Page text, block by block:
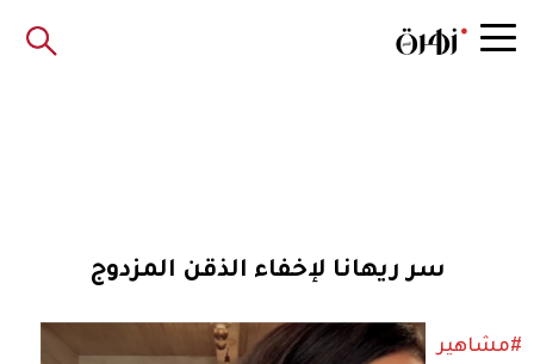
سر ريهانا لإخفاء الذقن المزدوج
#مشاهير